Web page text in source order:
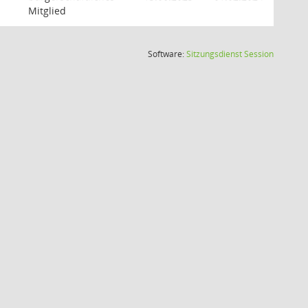
Mitglied
Software:SitzungsdienstSession(Wird in